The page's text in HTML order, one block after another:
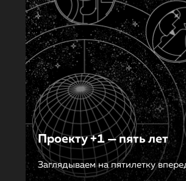
Проекту +1 — пять лет
Заглядываем на пятилетку